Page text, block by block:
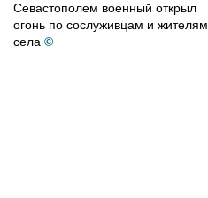
Севастополем военный открыл
огонь по сослуживцам и жителям
села ©